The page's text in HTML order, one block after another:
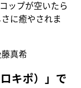
ップが空いたら
に癒やされま
真希
キポ）」で